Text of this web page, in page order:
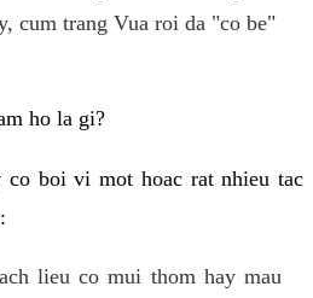
cum trang Vua roi da "co be"
ho la gi?
co boi vi mot hoac rat nhieu tac
lieu co mui thom hay mau